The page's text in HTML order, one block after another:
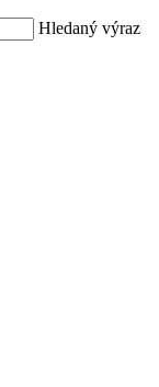
Hledaný výraz